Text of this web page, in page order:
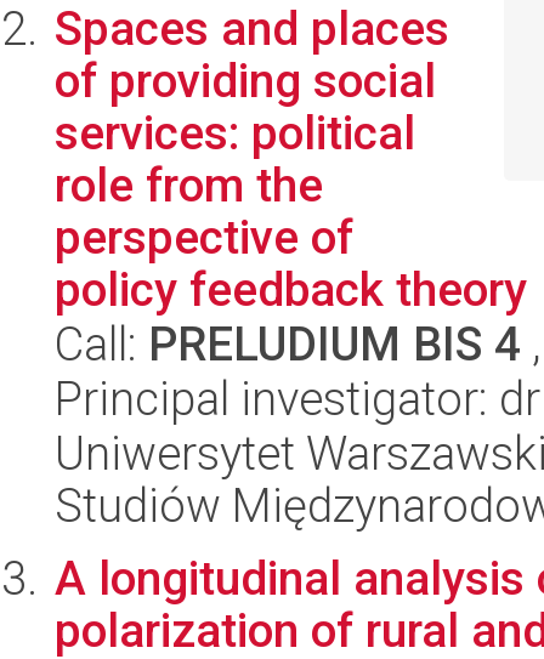
Spaces and places
of providing social
services: political
role from the
perspective of
policy feedback theory
Call: PRELUDIUM BIS 4
Principal investigator:
Uniwersytet
Studiów
A longitudinal
polarization of rural